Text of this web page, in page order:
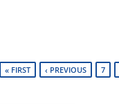
« FIRST ‹ PREVIOUS 7